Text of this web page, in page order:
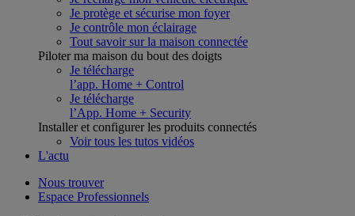
Je protège et sécurise mon foyer
Je contrôle mon éclairage
Tout savoir sur la maison connectée
Piloter ma maison du bout des doigts
Je télécharge
l’app. Home + Control
Je télécharge
l’App. Home + Security
Installer et configurer les produits connectés
Voir tous les tutos vidéos
L'actu
Nous trouver
Espace Professionnels